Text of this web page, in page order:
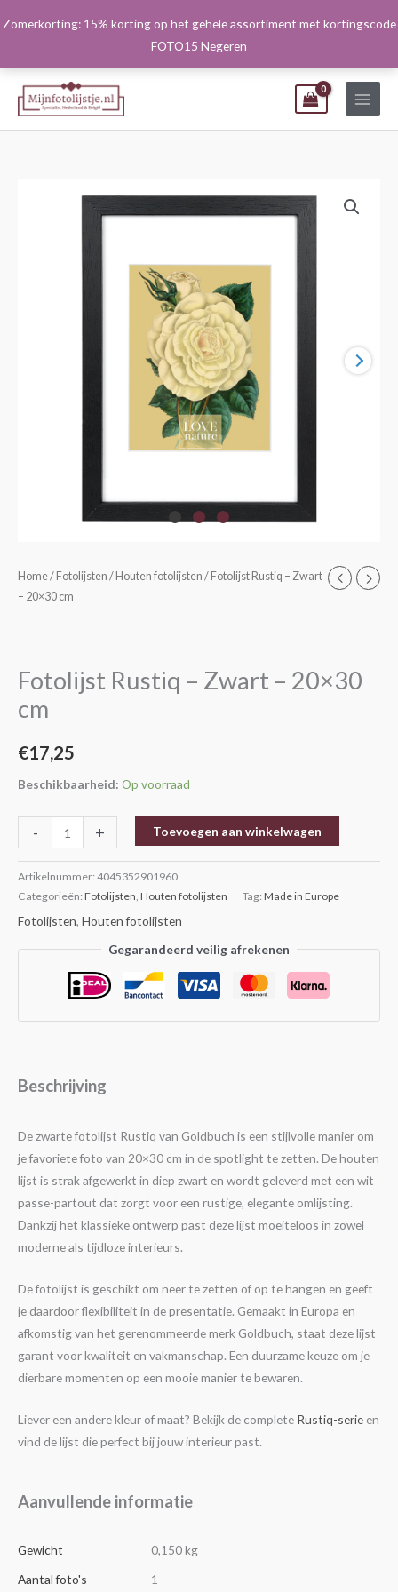
Zomerkorting: 15% korting op het gehele assortiment met kortingscode
FOTO15 Negeren
naar
Home/ Fotolijsten / Houten fotolijsten / Fotolijst Rustiq – Zwart
– 20×30 cm
Fotolijst Rustiq – Zwart – 20×30
cm
€17,25
Beschikbaarheid: Op voorraad
-
Fotolijst
Rustiq
20x30
cm
+ Toevoegen aan winkelwagen
Artikelnummer: 4045352901960
Categorieën: Fotolijsten Houten fotolijsten Tag: Made in Europe
Fotolijsten, Houten fotolijsten
Gegarandeerd veilig afrekenen
Beschrijving
De zwarte fotolijst Rustiq van Goldbuch is een stijlvolle manier om
je favoriete foto van 20×30 cm in de spotlight te zetten. De houten
lijst is strak afgewerkt in diep zwart en wordt geleverd met een wit
passe-partout dat zorgt voor een rustige, elegante omlijsting.
Dankzij het klassieke ontwerp past deze lijst moeiteloos in zowel
moderne als tijdloze interieurs.
De fotolijst is geschikt om neer te zetten of op te hangen en geeft
je daardoor flexibiliteit in de presentatie. Gemaakt in Europa en
afkomstig van het gerenommeerde merk Goldbuch, staat deze lijst
garant voor kwaliteit en vakmanschap. Een duurzame keuze om je
dierbare momenten op een mooie manier te bewaren.
Liever een andere kleur of maat? Bekijk de complete Rustiq-serie en
vind de lijst die perfect bij jouw interieur past.
Aanvullende informatie
Gewicht
0,150 kg
Aantal foto's
1